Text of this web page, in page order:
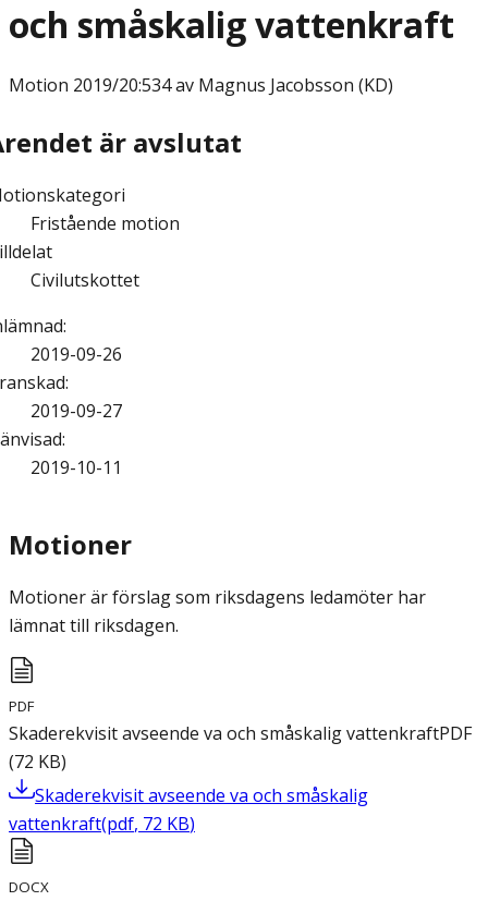
och småskalig vattenkraft
Motion 2019/20:534 av Magnus Jacobsson (KD)
är avslutat
Fristående motion
Civilutskottet
:
2019-09-26
:
2019-09-27
:
2019-10-11
Motioner
Motioner är förslag som riksdagens ledamöter har
lämnat till riksdagen.
PDF
Skaderekvisit avseende va och småskalig vattenkraftPDF
(72 KB)
Skaderekvisit avseende va och småskalig
vattenkraft(pdf, 72 KB)
DOCX